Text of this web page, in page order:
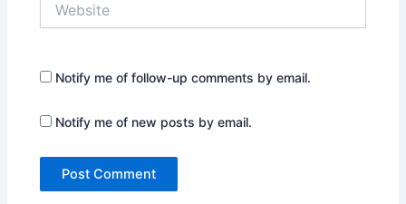
Notify me of follow-up comments by email.
Notify me of new posts by email.